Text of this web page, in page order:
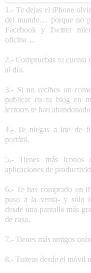
1.- Te dejas el iPhone
del mundo… porque no
Facebook y Twitter
oficina…
2.- Compruebas tu cuenta
al día.
3.- Si no recibes un
publicar en tu blog en
lectores te han
4.- Te niegas a irte de
portátil.
5.- Tienes más iconos
aplicaciones de
6.- Te has comprado un
puso a la venta- y sólo
desde una pantalla más
de casa.
7.- Tienes más amigos
8.- Tuiteas desde el móvil